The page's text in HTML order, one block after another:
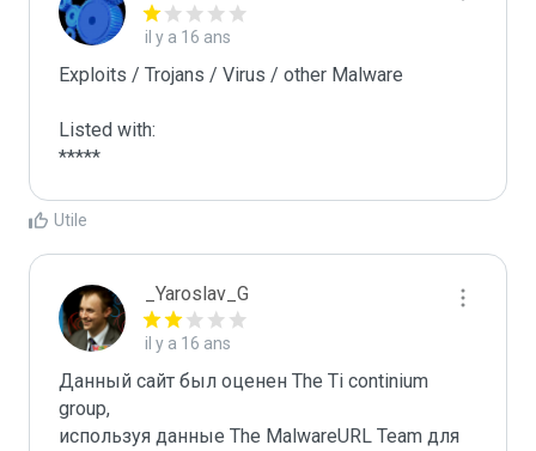
il y a 16 ans
Exploits / Trojans / Virus / other Malware
Listed with:
*****
Utile
_Yaroslav_G
il y a 16 ans
Данный сайт был оценен The Ti continium
group,
используя данные The MalwareURL Team для